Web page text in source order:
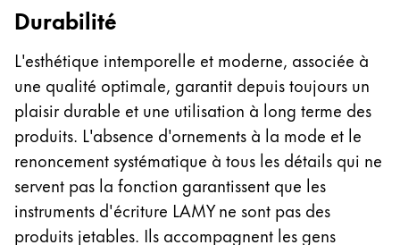
Durabilité
L'esthétique intemporelle et moderne, associée à
une qualité optimale, garantit depuis toujours un
plaisir durable et une utilisation à long terme des
produits. L'absence d'ornements à la mode et le
renoncement systématique à tous les détails qui ne
servent pas la fonction garantissent que les
instruments d'écriture LAMY ne sont pas des
produits jetables. Ils accompagnent les gens